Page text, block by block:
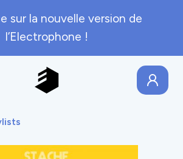
sur la nouvelle version de
l’Electrophone !